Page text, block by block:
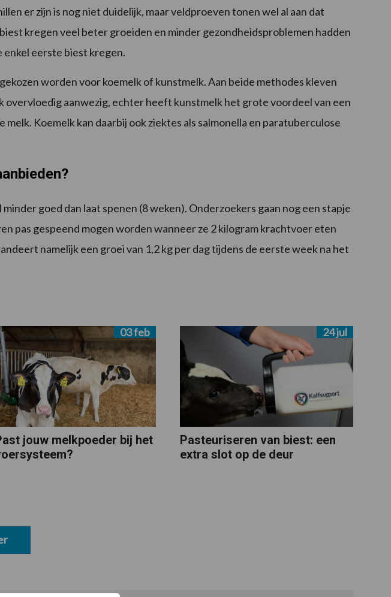
er zijn is nog niet duidelijk, maar veldproeven tonen wel al aan dat
kregen veel beter groeiden en minder gezondheidsproblemen hadden
eerste biest kregen.
worden voor koemelk of kunstmelk. Aan beide methodes kleven
overvloedig aanwezig, echter heeft kunstmelk het grote voordeel van een
melk. Koemelk kan daarbij ook ziektes als salmonella en paratuberculose
goed dan laat spenen (8 weken). Onderzoekers gaan nog een stapje
pas gespeend mogen worden wanneer ze 2 kilogram krachtvoer eten
namelijk een groei van 1,2 kg per dag tijdens de eerste week na het
03 feb
jouw melkpoeder bij het
24 jul
Pasteuriseren van biest: een
extra slot op de deur